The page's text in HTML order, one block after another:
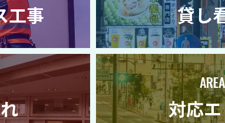
工事 貸し
AREA
対応